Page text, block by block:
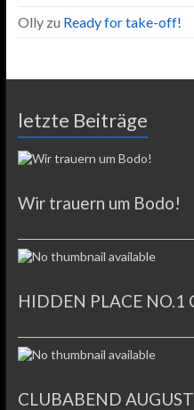
Ollyzu Ready for take-off!
letzte Beiträge
Wir trauern um Bodo!
HIDDEN PLACE NO.1
CLUBABEND